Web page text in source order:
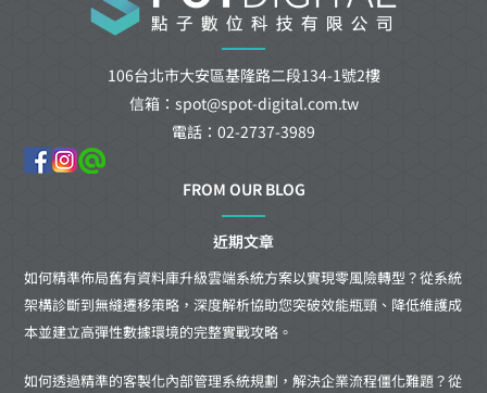
106台北市大安區基隆路二段134-1號2樓
信箱：spot@spot-digital.com.tw
電話：02-2737-3989
FROM OUR BLOG
近期文章
如何精準佈局舊有資料庫升級雲端系統方案以實現零風險轉型？從系統
架構診斷到無縫遷移策略，深度解析協助您突破效能瓶頸、降低維護成
本並建立高彈性數據環境的完整實戰攻略。
如何透過精準的客製化內部管理系統規劃，解決企業流程僵化難題？從